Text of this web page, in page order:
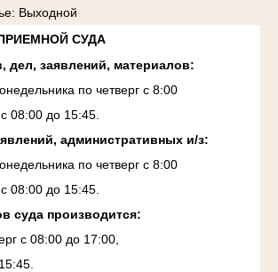
Выходной
СУДА
дел, заявлений, материалов:
по четверг с 8:00
08:00 до 15:45.
административных и/з:
по четверг с 8:00
08:00 до 15:45.
суда производится:
с 08:00 до 17:00,